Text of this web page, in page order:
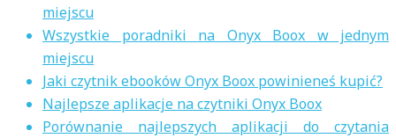
miejscu
Wszystkie poradniki na Onyx Boox w jednym
miejscu
Jaki czytnik ebooków Onyx Boox powinieneś kupić?
Najlepsze aplikacje na czytniki Onyx Boox
Porównanie najlepszych aplikacji do czytania